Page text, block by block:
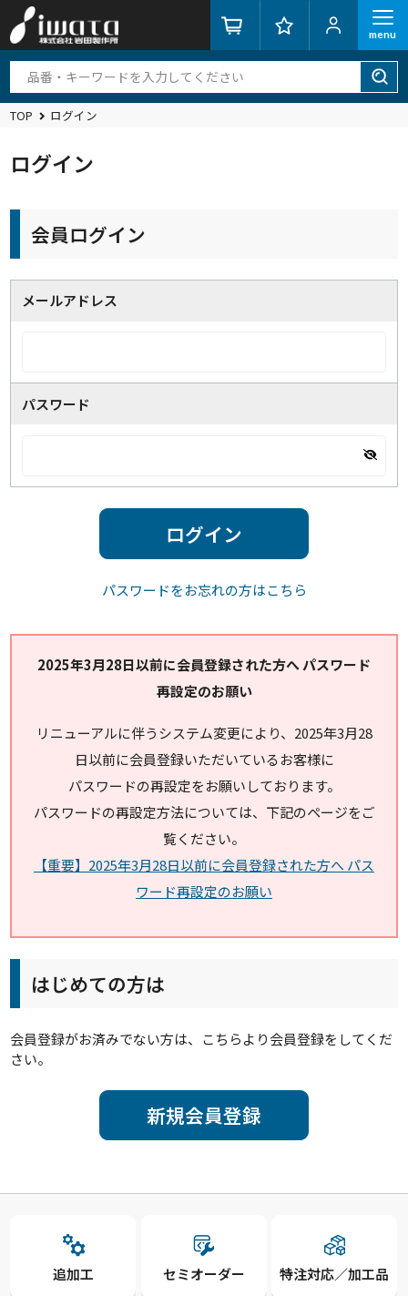
menu
TOP ログイン
ログイン
会員ログイン
メールアドレス
パスワード
ログイン
パスワードをお忘れの方はこちら
2025年3月28日以前に会員登録された方へ パスワード
再設定のお願い
リニューアルに伴うシステム変更により、2025年3月28
日以前に会員登録いただいているお客様に
パスワードの再設定をお願いしております。
パスワードの再設定方法については、下記のページをご
覧ください。
【重要】2025年3月28日以前に会員登録された方へ パス
ワード再設定のお願い
はじめての方は
会員登録がお済みでない方は、こちらより会員登録をしてくだ
さい。
新規会員登録
追加工 セミオーダー 特注対応／加工品